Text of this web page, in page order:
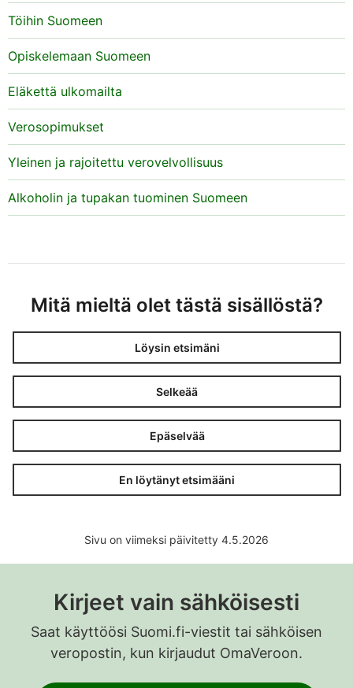
veronumerorekisterissä.
Voit myös työnantajana merkitä työntekijän
veronumeron rekisteriin
Lisäksi veronumeron voi rekisteröidä soittamalla
veronumeron palvelunumeroon 029 497 070 (puhelun
hinta pvm./mpm.) tai käymällä Verohallinnon
palvelupisteessä.
Tietuekuvaukset – Suorasiirrot ja muut
ilmoitukset> Työnantajan veronumeropyynnöt.
Töihin Suomeen
Opiskelemaan Suomeen
Eläkettä ulkomailta
Verosopimukset
Yleinen ja rajoitettu verovelvollisuus
Alkoholin ja tupakan tuominen Suomeen
Mitä mieltä olet tästä sisällöstä?
Löysin etsimäni
Selkeää
Epäselvää
En löytänyt etsimääni
Sivu on viimeksi päivitetty 4.5.2026
Kirjeet vain sähköisesti
Saat käyttöösi Suomi.fi-viestit tai sähköisen
veropostin, kun kirjaudut OmaVeroon.